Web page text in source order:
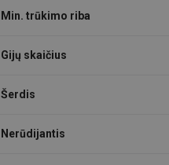
Min. trūkimo riba
Gijų skaičius
Šerdis
Nerūdijantis